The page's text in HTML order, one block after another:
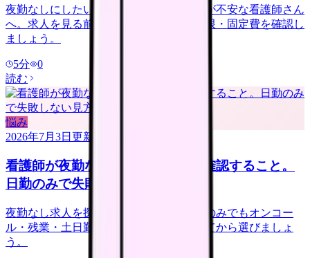
夜勤なしにしたいけれど給料が下がるのが不安な看護師さん
へ。求人を見る前に、夜勤手当・年収下限・固定費を確認し
ましょう。
5分
0
読む
悩み
2026年7月3日 更新
看護師が夜勤なし求人を探す前に確認すること。
日勤のみで失敗しない見方
夜勤なし求人を探す看護師さんへ。日勤のみでもオンコー
ル・残業・土日勤務・年収低下を確認してから選びましょ
う。